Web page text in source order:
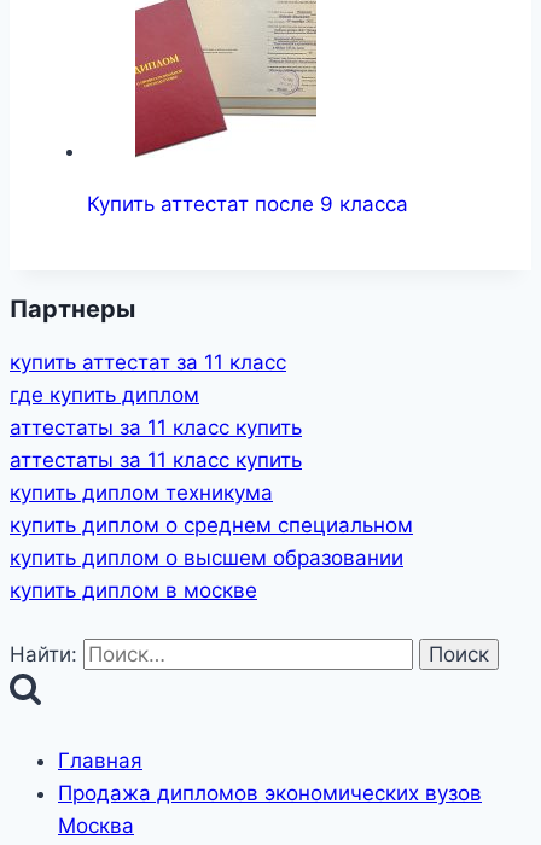
Купить аттестат после 9 класса
Партнеры
купить аттестат за 11 класс
где купить диплом
аттестаты за 11 класс купить
аттестаты за 11 класс купить
купить диплом техникума
купить диплом о среднем специальном
купить диплом о высшем образовании
купить диплом в москве
Найти:
Главная
Продажа дипломов экономических вузов
Москва